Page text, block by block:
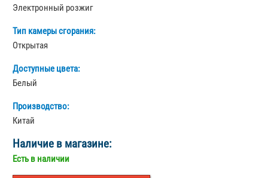
Электронный розжиг
Тип камеры сгорания:
Открытая
Доступные цвета:
Белый
Производство:
Китай
Наличие в магазине:
Есть в наличии